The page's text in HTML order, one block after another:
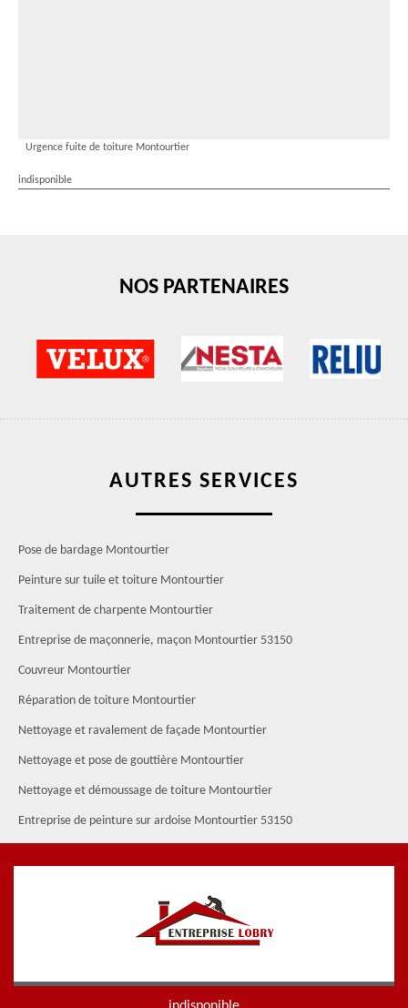
Urgence fuite de toiture Montourtier
indisponible
NOS PARTENAIRES
AUTRES SERVICES
Pose de bardage Montourtier
Peinture sur tuile et toiture Montourtier
Traitement de charpente Montourtier
Entreprise de maçonnerie, maçon Montourtier 53150
Couvreur Montourtier
Réparation de toiture Montourtier
Nettoyage et ravalement de façade Montourtier
Nettoyage et pose de gouttière Montourtier
Nettoyage et démoussage de toiture Montourtier
Entreprise de peinture sur ardoise Montourtier 53150